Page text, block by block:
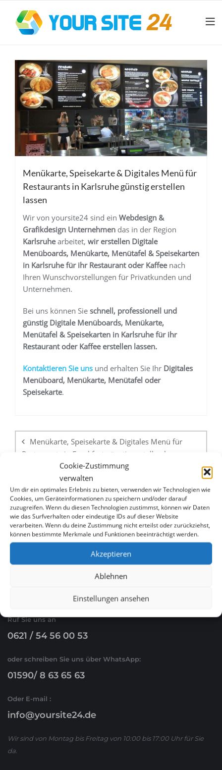
Cookie-Zustimmung
verwalten
Um dir ein optimales Erlebnis zu bieten, verwenden wir Technologien wie
Cookies, um Geräteinformationen zu speichern und/oder darauf
zuzugreifen. Wenn du diesen Technologien zustimmst, können wir Daten
wie das Surfverhalten oder eindeutige IDs auf dieser Website
verarbeiten. Wenn du deine Zustimmung nicht erteilst oder zurückziehst,
können bestimmte Merkmale und Funktionen beeinträchtigt werden.
Akzeptieren
Ablehnen
Einstellungen ansehen
Menükarte, Speisekarte & Digitales Menü für
Restaurants in Karlsruhe günstig erstellen
lassen
Wir von yoursite24 sind ein Webdesign &
Grafikdesign Unternehmen das in der Region
Karlsruhearbeitet, wir erstellen Digitale
Menüboards, Menükarte, Menütafel & Speisekarten
in Karlsruhe für ihr Restaurant oder Kaffeenach
Ihren Wunschvorstellungen für Privatkunden und
Unternehmen.
Bei uns können Sie schnell, professionell und
günstig Digitale Menüboards, Menükarte,
Menütafel & Speisekarten in Karlsruhe für ihr
Restaurant oder Kaffee erstellen lassen.
Kontaktieren Sie uns und erhalten Sie Ihr Digitales
Menüboard, Menükarte, Menütafel oder
Speisekarte.
Menükarte, Speisekarte & Digitales Menü für
Restaurants in Frankfurt günstig erstellen lassen
Menükarte, Speisekarte & Digitales Menü für
Restaurants in Kaiserslautern günstig erstellen
lassen
Ruf Sie uns an
0621 / 54 56 00 53
oder schreiben Sie uns über WhatsApp:
01590/ 8 63 65 63
Oder E-mail :
info@yoursite24.de
Wir sind von Montag bis Freitag von 10:00 bis 17:00 Uhr für Sie
da.